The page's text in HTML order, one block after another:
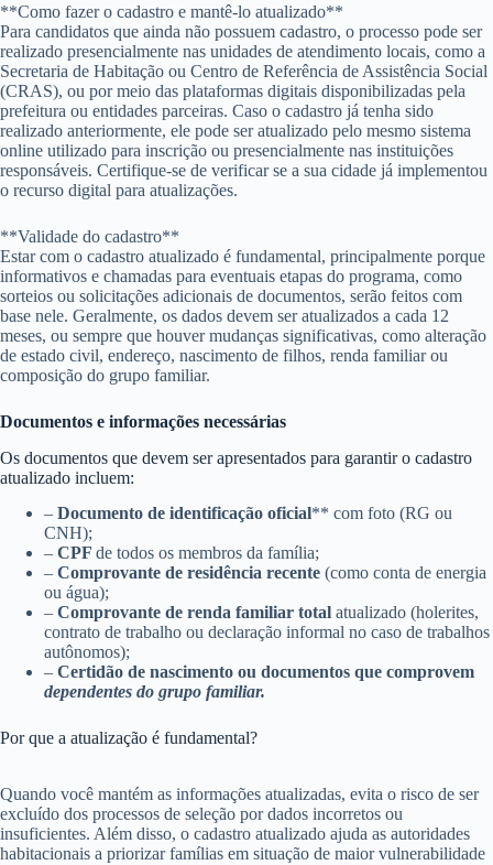
**Como fazer o cadastro e mantê-lo atualizado**
Para candidatos que ainda não possuem cadastro, o processo pode ser
realizado presencialmente nas unidades de atendimento locais, como a
Secretaria de Habitação ou Centro de Referência de Assistência Social
(CRAS), ou por meio das plataformas digitais disponibilizadas pela
prefeitura ou entidades parceiras. Caso o cadastro já tenha sido
realizado anteriormente, ele pode ser atualizado pelo mesmo sistema
online utilizado para inscrição ou presencialmente nas instituições
responsáveis. Certifique-se de verificar se a sua cidade já implementou
o recurso digital para atualizações.
**Validade do cadastro**
Estar com o cadastro atualizado é fundamental, principalmente porque
informativos e chamadas para eventuais etapas do programa, como
sorteios ou solicitações adicionais de documentos, serão feitos com
base nele. Geralmente, os dados devem ser atualizados a cada 12
meses, ou sempre que houver mudanças significativas, como alteração
de estado civil, endereço, nascimento de filhos, renda familiar ou
composição do grupo familiar.
Documentos e informações necessárias
Os documentos que devem ser apresentados para garantir o cadastro
atualizado incluem:
– Documento de identificação oficial** com foto (RG ou
CNH);
– CPF de todos os membros da família;
– Comprovante de residência recente (como conta de energia
ou água);
– Comprovante de renda familiar total atualizado (holerites,
contrato de trabalho ou declaração informal no caso de trabalhos
autônomos);
– Certidão de nascimento ou documentos que comprovem
dependentes do grupo familiar.
Por que a atualização é fundamental?
Quando você mantém as informações atualizadas, evita o risco de ser
excluído dos processos de seleção por dados incorretos ou
insuficientes. Além disso, o cadastro atualizado ajuda as autoridades
habitacionais a priorizar famílias em situação de maior vulnerabilidade